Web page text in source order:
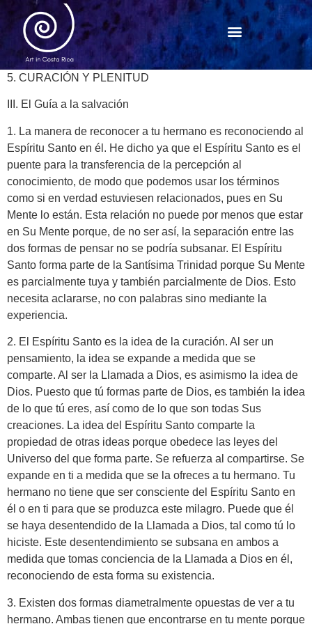
5. CURACIÓN Y PLENITUD
III. El Guía a la salvación
1. La manera de reconocer a tu hermano es reconociendo al
Espíritu Santo en él. He dicho ya que el Espíritu Santo es el
puente para la transferencia de la percepción al
conocimiento, de modo que podemos usar los términos
como si en verdad estuviesen relacionados, pues en Su
Mente lo están. Esta relación no puede por menos que estar
en Su Mente porque, de no ser así, la separación entre las
dos formas de pensar no se podría subsanar. El Espíritu
Santo forma parte de la Santísima Trinidad porque Su Mente
es parcialmente tuya y también parcialmente de Dios. Esto
necesita aclararse, no con palabras sino mediante la
experiencia.
2. El Espíritu Santo es la idea de la curación. Al ser un
pensamiento, la idea se expande a medida que se
comparte. Al ser la Llamada a Dios, es asimismo la idea de
Dios. Puesto que tú formas parte de Dios, es también la idea
de lo que tú eres, así como de lo que son todas Sus
creaciones. La idea del Espíritu Santo comparte la
propiedad de otras ideas porque obedece las leyes del
Universo del que forma parte. Se refuerza al compartirse. Se
expande en ti a medida que se la ofreces a tu hermano. Tu
hermano no tiene que ser consciente del Espíritu Santo en
él o en ti para que se produzca este milagro. Puede que él
se haya desentendido de la Llamada a Dios, tal como tú lo
hiciste. Este desentendimiento se subsana en ambos a
medida que tomas conciencia de la Llamada a Dios en él,
reconociendo de esta forma su existencia.
3. Existen dos formas diametralmente opuestas de ver a tu
hermano. Ambas tienen que encontrarse en tu mente porque